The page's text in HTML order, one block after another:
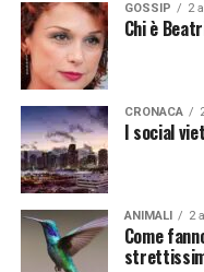
GOSSIP 2
Chi è
CRONACA
I social
ANIMALI 2
Come